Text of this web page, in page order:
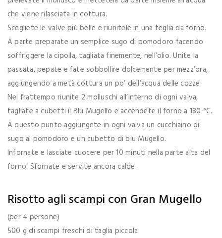
che viene rilasciata in cottura.
Scegliete le valve più belle e riunitele in una teglia da forno.
A parte preparate un semplice sugo di pomodoro facendo
soffriggere la cipolla, tagliata finemente, nell’olio. Unite la
passata, pepate e fate sobbollire dolcemente per mezz’ora,
aggiungendo a metà cottura un po’ dell’acqua delle cozze.
Nel frattempo riunite 2 molluschi all’interno di ogni valva,
tagliate a cubetti il Blu Mugello e accendete il forno a 180 °C.
A questo punto aggiungete in ogni valva un cucchiaino di
sugo al pomodoro e un cubetto di blu Mugello.
Infornate e lasciate cuocere per 10 minuti nella parte alta del
forno. Sfornate e servite ancora calde.
Risotto agli scampi con Gran Mugello
(per 4 persone)
500 g di scampi freschi di taglia piccola